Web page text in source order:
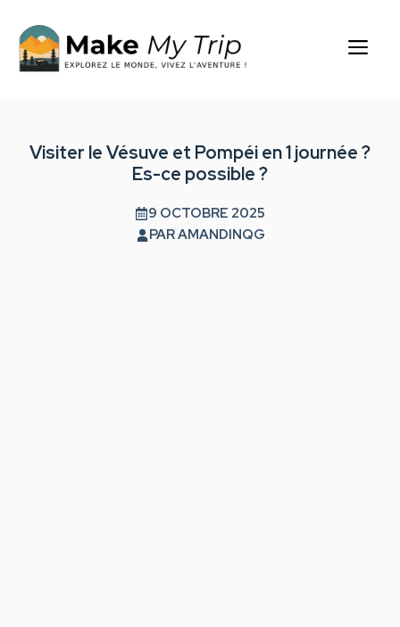
contenu
Visiter le Vésuve et Pompéi en 1 journée ?
Es-ce possible ?
9 OCTOBRE 2025
PARAMANDINQG